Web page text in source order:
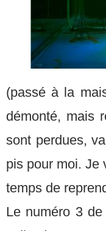
(passé à la
démonté, mais
sont perdues,
pis pour moi. Je
temps de
Le numéro 3 de